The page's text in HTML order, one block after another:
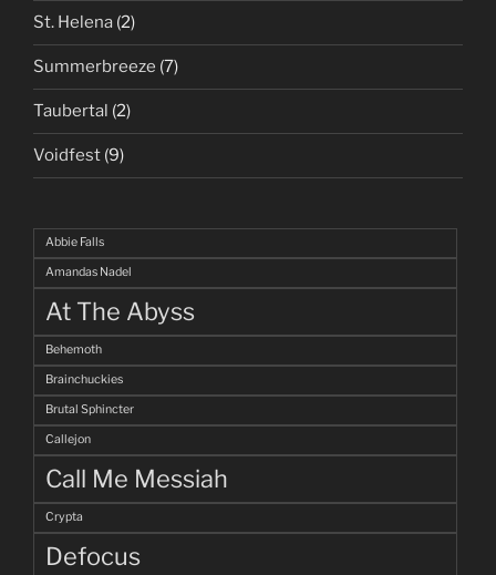
St. Helena (2)
Summerbreeze (7)
Taubertal (2)
Voidfest (9)
Abbie Falls
Amandas Nadel
At The Abyss
Behemoth
Brainchuckies
Brutal Sphincter
Callejon
Call Me Messiah
Crypta
Defocus